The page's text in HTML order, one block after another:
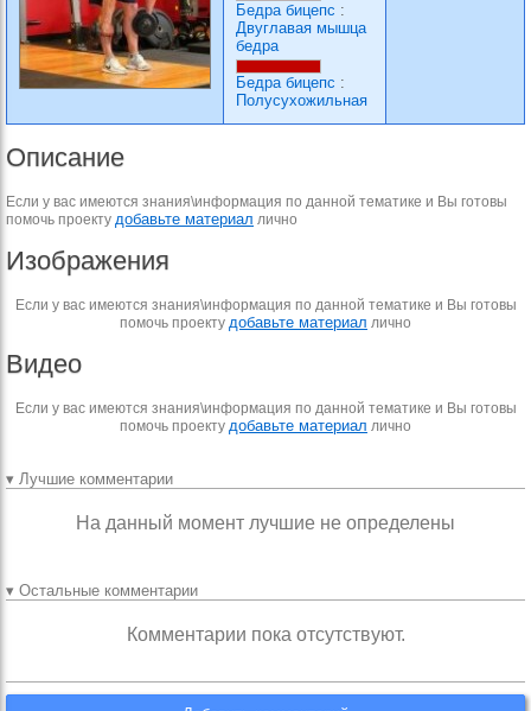
Бедра бицепс :
Двуглавая мышца
бедра
Бедра бицепс :
Полусухожильная
Описание
Если у вас имеются знания\информация по данной тематике и Вы готовы
помочь проекту добавьте материал лично
Изображения
Если у вас имеются знания\информация по данной тематике и Вы готовы
помочь проекту добавьте материал лично
Видео
Если у вас имеются знания\информация по данной тематике и Вы готовы
помочь проекту добавьте материал лично
▾ Лучшие комментарии
На данный момент лучшие не определены
▾ Остальные комментарии
Комментарии пока отсутствуют.